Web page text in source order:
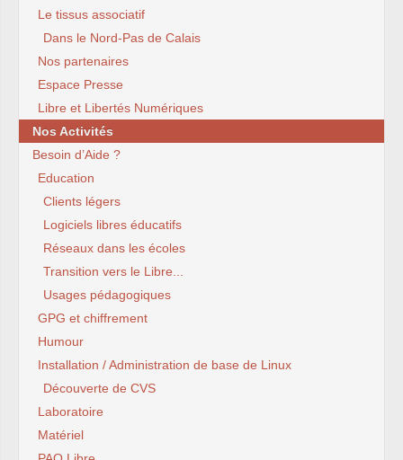
Le tissus associatif
Dans le Nord-Pas de Calais
Nos partenaires
Espace Presse
Libre et Libertés Numériques
Nos Activités
Besoin d’Aide ?
Education
Clients légers
Logiciels libres éducatifs
Réseaux dans les écoles
Transition vers le Libre...
Usages pédagogiques
GPG et chiffrement
Humour
Installation / Administration de base de Linux
Découverte de CVS
Laboratoire
Matériel